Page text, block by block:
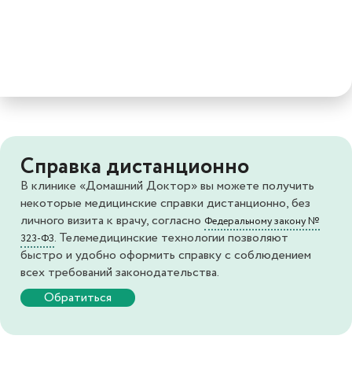
Справка дистанционно
В клинике «Домашний Доктор» вы можете получить
некоторые медицинские справки дистанционно, без
личного визита к врачу, согласно Федеральному закону №
323-ФЗ. Телемедицинские технологии позволяют
быстро и удобно оформить справку с соблюдением
всех требований законодательства.
Обратиться